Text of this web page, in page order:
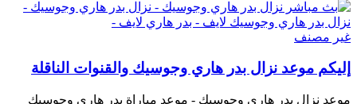
غير مصنف
إليكم موعد نزال بدر هاري وجوسيك والقنوات الناقلة
موعد نزال بدر هاري وجوسيك - موعد مباراة بدر هاري وجوسيك